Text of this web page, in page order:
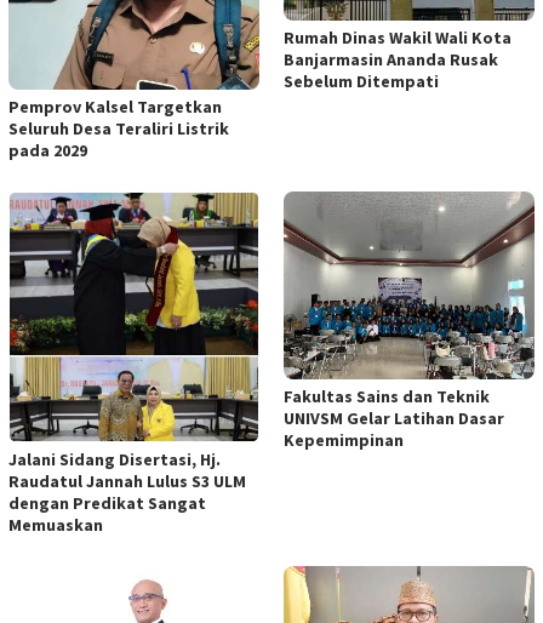
Pemprov Kalsel Targetkan
Seluruh Desa Teraliri Listrik
pada 2029
Rumah Dinas Wakil Wali Kota
Banjarmasin Ananda Rusak
Sebelum Ditempati
Jalani Sidang Disertasi, Hj.
Raudatul Jannah Lulus S3 ULM
dengan Predikat Sangat
Memuaskan
Fakultas Sains dan Teknik
UNIVSM Gelar Latihan Dasar
Kepemimpinan